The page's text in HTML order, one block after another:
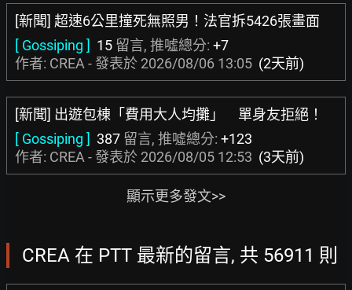
[新聞] 超速6公里撞死無照男！法官拆5426張畫面
[ Gossiping ] 15 留言, 推噓總分: +7
作者: CREA - 發表於 2026/08/06 13:05 (2天前)
[新聞] 出遊包棟「費用大人均攤」 單身友拒絕！
[ Gossiping ] 387 留言, 推噓總分: +123
作者: CREA - 發表於 2026/08/05 12:53 (3天前)
顯示更多發文>>
CREA 在 PTT 最新的留言, 共 56911 則